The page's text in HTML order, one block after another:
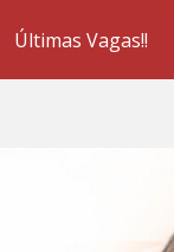
Últimas Vagas!!